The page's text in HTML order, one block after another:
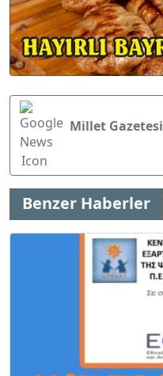
Millet Gazetesi
Benzer Haberler